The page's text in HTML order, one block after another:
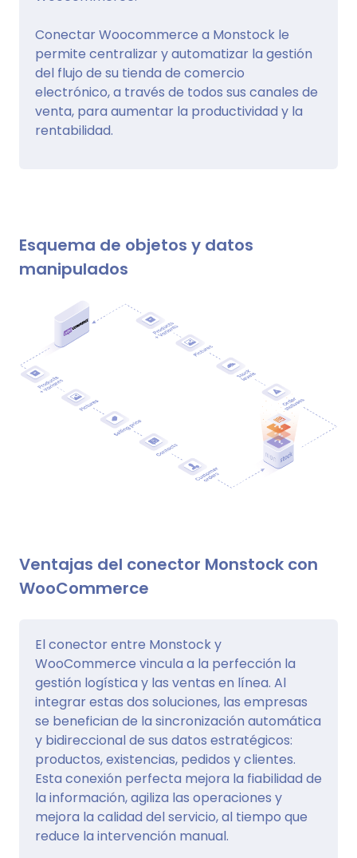
Conectar Woocommerce a Monstock le
permite centralizar y automatizar la gestión
del flujo de su tienda de comercio
electrónico, a través de todos sus canales de
venta, para aumentar la productividad y la
rentabilidad.
Esquema de objetos y datos
manipulados
Ventajas del conector Monstock con
WooCommerce
El conector entre Monstock y
WooCommerce vincula a la perfección la
gestión logística y las ventas en línea. Al
integrar estas dos soluciones, las empresas
se benefician de la sincronización automática
y bidireccional de sus datos estratégicos:
productos, existencias, pedidos y clientes.
Esta conexión perfecta mejora la fiabilidad de
la información, agiliza las operaciones y
mejora la calidad del servicio, al tiempo que
reduce la intervención manual.